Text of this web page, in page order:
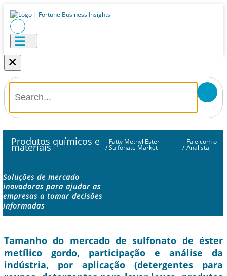
×
Produtos químicos e
materiais /
Fatty Methyl Ester
Sulfonate Market /
Fale com o
Analista
Soluções de mercado
inovadoras para ajudar as
empresas a tomar decisões
informadas
Tamanho do mercado de sulfonato de éster
metílico gordo, participação e análise da
indústria, por aplicação (detergentes para